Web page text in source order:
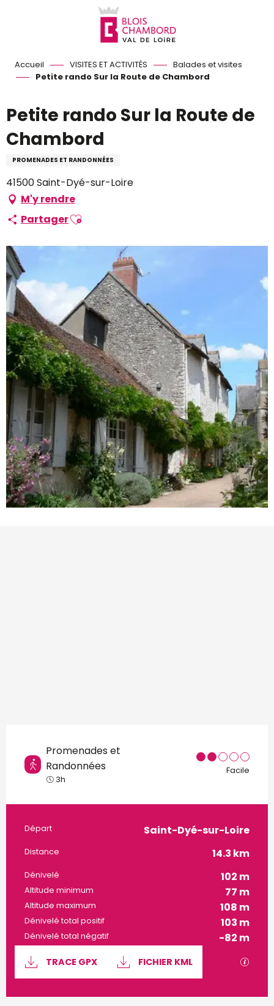
Accueil VISITES ET ACTIVITÉS
Balades et visites
Petite rando Sur la Route de Chambord
Petite rando Sur la Route de
Chambord
PROMENADES ET RANDONNÉES
41500 Saint-Dyé-sur-Loire
M'y rendre
PartagerAjouter aux favoris
Promenades et
Randonnées
3h
Facile
Informations pratiques
Départ Saint-Dyé-sur-Loire
Distance 14.3 km
Dénivelé 102 m
Altitude minimum 77 m
Altitude maximum 108 m
Dénivelé total positif 103 m
Dénivelé total négatif -82 m
Documentation
TRACE GPX FICHIER KML